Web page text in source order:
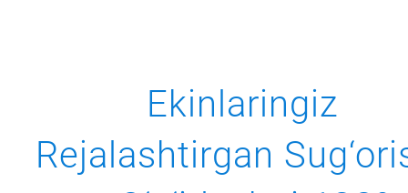
Ekinlaringiz
Rejalashtirgan